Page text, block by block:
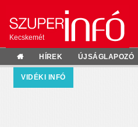
Kecskemét
HÍREK ÚJSÁGLAPOZÓ
VIDÉKI INFÓ